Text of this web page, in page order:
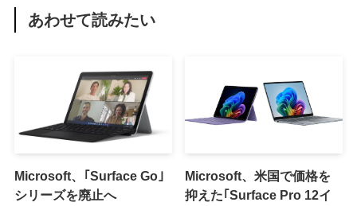
あわせて読みたい
Microsoft、｢Surface Go｣
シリーズを廃止へ
Microsoft、米国で価格を
抑えた｢Surface Pro 12イ